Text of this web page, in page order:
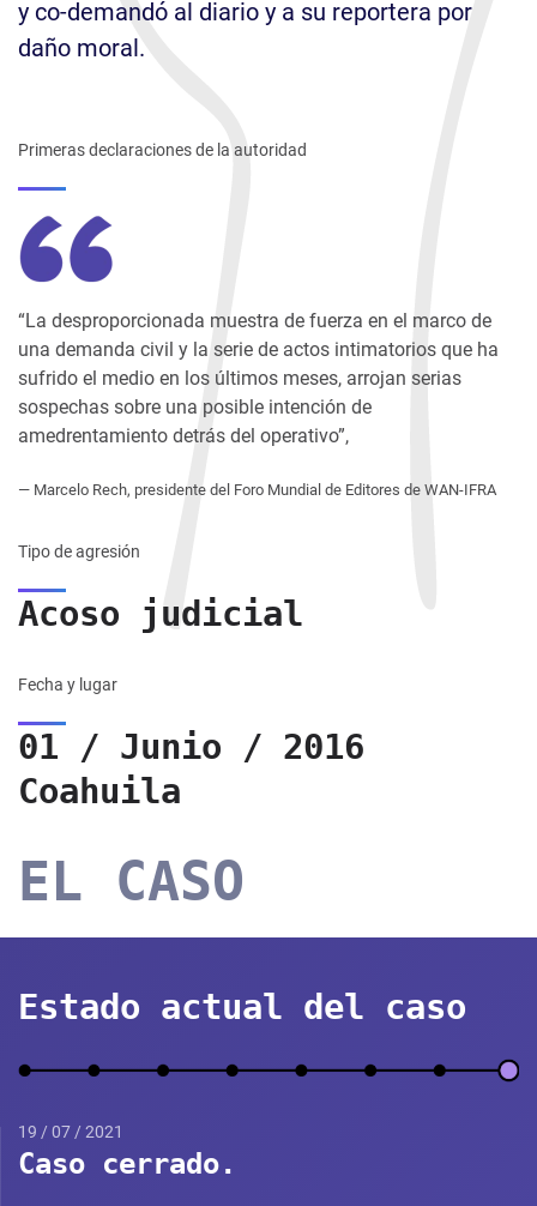
y co-demandó al diario y a su reportera por
daño moral.
Primeras declaraciones de la autoridad
“La desproporcionada muestra de fuerza en el marco de
una demanda civil y la serie de actos intimatorios que ha
sufrido el medio en los últimos meses, arrojan serias
sospechas sobre una posible intención de
amedrentamiento detrás del operativo”,
— Marcelo Rech, presidente del Foro Mundial de Editores de WAN-IFRA
Tipo de agresión
Acoso judicial
Fecha y lugar
01 / Junio / 2016
Coahuila
EL CASO
Estado actual del caso
19 / 07 / 2021
Caso cerrado.